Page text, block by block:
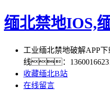
缅北禁地IOS,
工业缅北禁地破解APP
线：
收藏缅北B站
在线留言